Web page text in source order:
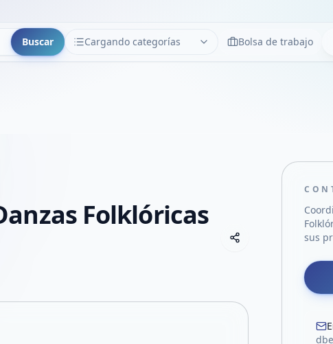
Buscar Cargando categorías
CATEGORÍAS LimpiarBolsa de trabajo
Folklóricas
Compartir empresa
Compartir por
Compartir por mail
Compartir en
sus